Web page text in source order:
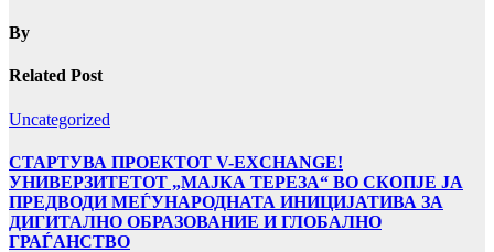
By
Related Post
Uncategorized
СТАРТУВА ПРОЕКТОТ V-EXCHANGE!
УНИВЕРЗИТЕТОТ „МАЈКА ТЕРЕЗА“ ВО СКОПЈЕ ЈА
ПРЕДВОДИ МЕЃУНАРОДНАТА ИНИЦИЈАТИВА ЗА
ДИГИТАЛНО ОБРАЗОВАНИЕ И ГЛОБАЛНО
ГРАЃАНСТВО